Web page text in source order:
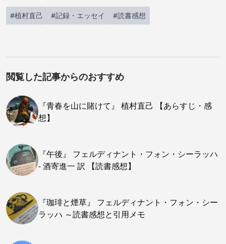
#植村直己 #記録・エッセイ #読書感想
閲覧した記事からのおすすめ
『青春を山に賭けて』 植村直己 【あらすじ・感
想】
『午後』 フェルディナント・フォン・シーラッハ
- 酒寄進一 訳 【読書感想】
『珈琲と煙草』 フェルディナント・フォン・シー
ラッハ ～読書感想と引用メモ